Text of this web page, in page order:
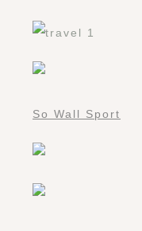
So Wall Sport